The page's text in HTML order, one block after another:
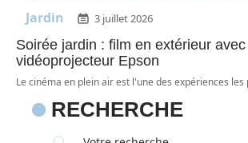
Jardin 3 juillet 2026
Soirée jardin : film en extérieur avec
vidéoprojecteur Epson
Le cinéma en plein air est l'une des expériences les
RECHERCHE